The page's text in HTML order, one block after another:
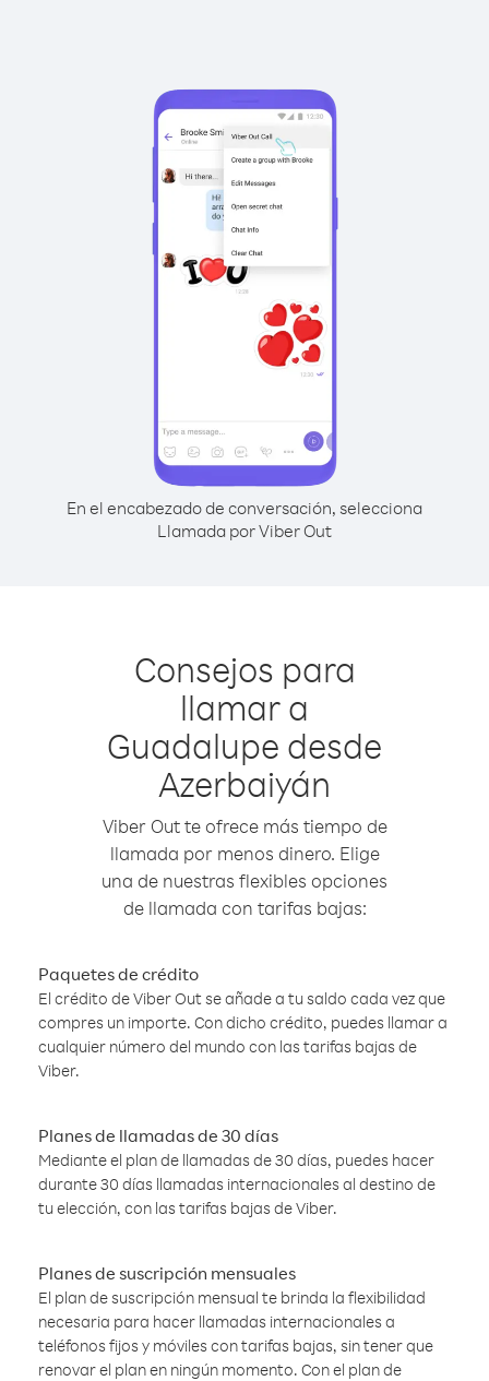
En el encabezado de conversación, selecciona
Llamada por Viber Out
Consejos para
llamar a
Guadalupe desde
Azerbaiyán
Viber Out te ofrece más tiempo de
llamada por menos dinero. Elige
una de nuestras flexibles opciones
de llamada con tarifas bajas:
Paquetes de crédito
El crédito de Viber Out se añade a tu saldo cada vez que
compres un importe. Con dicho crédito, puedes llamar a
cualquier número del mundo con las tarifas bajas de
Viber.
Planes de llamadas de 30 días
Mediante el plan de llamadas de 30 días, puedes hacer
durante 30 días llamadas internacionales al destino de
tu elección, con las tarifas bajas de Viber.
Planes de suscripción mensuales
El plan de suscripción mensual te brinda la flexibilidad
necesaria para hacer llamadas internacionales a
teléfonos fijos y móviles con tarifas bajas, sin tener que
renovar el plan en ningún momento. Con el plan de